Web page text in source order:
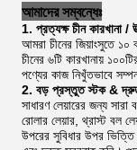
আমাদের সম্বন্ধেঃ
1. প্রত্যক্ষ চীন কারখানা /
আমরা চীনের জিয়াংসুতে ১০
চীনের ৬টি কারখানায়
পণ্যের কাজ নিখুঁতভাবে
2. বড় প্রস্তুত স্টক & দ্রুত
সাধারণ লেয়ারের জন্য
রোলার লেয়ার, থ্রাস্ট বল
উপরের সুবিধার উপর